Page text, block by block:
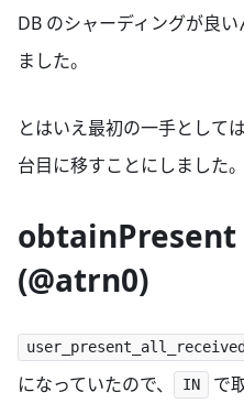
DB のシャーディングが良
ました。
とはいえ最初の一手として
台目に移すことにしました。
obtainPresent
(@atrn0)
になっていたので、
IN
で